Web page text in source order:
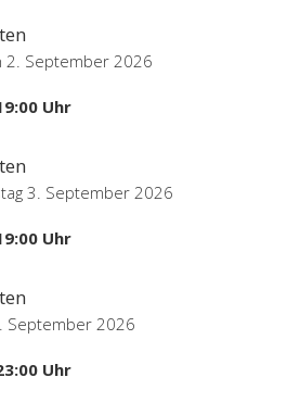
2. September 2026
Uhr
3. September 2026
Uhr
September 2026
Uhr